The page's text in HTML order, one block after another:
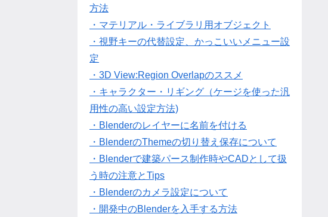
方法
・マテリアル・ライブラリ用オブジェクト
・視野キーの代替設定、かっこいいメニュー設
定
・3D View:Region Overlapのススメ
・キャラクター・リギング（ケージを使った汎
用性の高い設定方法)
・Blenderのレイヤーに名前を付ける
・BlenderのThemeの切り替え保存について
・Blenderで建築パース制作時やCADとして扱
う時の注意とTips
・Blenderのカメラ設定について
・開発中のBlenderを入手する方法